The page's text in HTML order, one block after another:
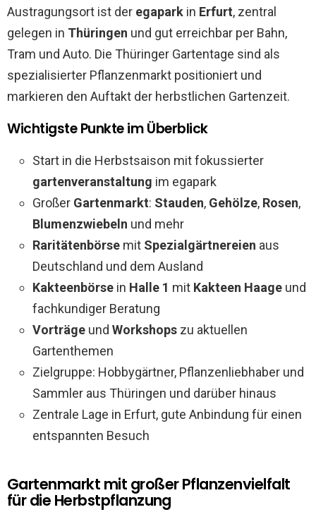
Austragungsort ist der egapark in Erfurt, zentral
gelegen in Thüringen und gut erreichbar per Bahn,
Tram und Auto. Die Thüringer Gartentage sind als
spezialisierter Pflanzenmarkt positioniert und
markieren den Auftakt der herbstlichen Gartenzeit.
Wichtigste Punkte im Überblick
Start in die Herbstsaison mit fokussierter
gartenveranstaltung im egapark
Großer Gartenmarkt: Stauden, Gehölze, Rosen,
Blumenzwiebeln und mehr
Raritätenbörse mit Spezialgärtnereien aus
Deutschland und dem Ausland
Kakteenbörse in Halle 1 mit Kakteen Haage und
fachkundiger Beratung
Vorträge und Workshops zu aktuellen
Gartenthemen
Zielgruppe: Hobbygärtner, Pflanzenliebhaber und
Sammler aus Thüringen und darüber hinaus
Zentrale Lage in Erfurt, gute Anbindung für einen
entspannten Besuch
Gartenmarkt mit großer Pflanzenvielfalt
für die Herbstpflanzung